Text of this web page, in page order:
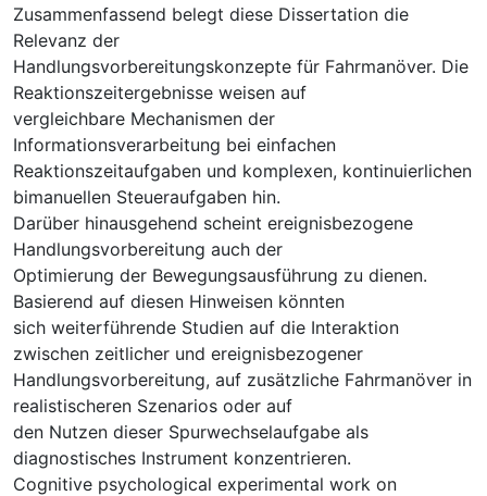
Zusammenfassend belegt diese Dissertation die
Relevanz der
Handlungsvorbereitungskonzepte für Fahrmanöver. Die
Reaktionszeitergebnisse weisen auf
vergleichbare Mechanismen der
Informationsverarbeitung bei einfachen
Reaktionszeitaufgaben und komplexen, kontinuierlichen
bimanuellen Steueraufgaben hin.
Darüber hinausgehend scheint ereignisbezogene
Handlungsvorbereitung auch der
Optimierung der Bewegungsausführung zu dienen.
Basierend auf diesen Hinweisen könnten
sich weiterführende Studien auf die Interaktion
zwischen zeitlicher und ereignisbezogener
Handlungsvorbereitung, auf zusätzliche Fahrmanöver in
realistischeren Szenarios oder auf
den Nutzen dieser Spurwechselaufgabe als
diagnostisches Instrument konzentrieren.
Cognitive psychological experimental work on